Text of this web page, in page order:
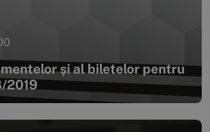
și al biletelor pentru
2019